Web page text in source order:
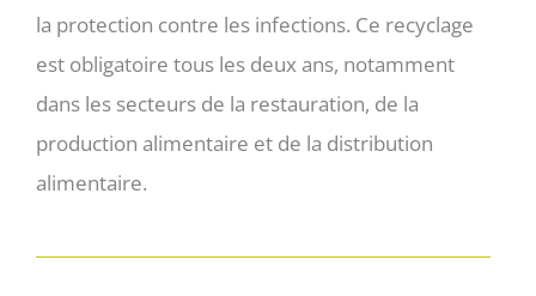
la protection contre les infections. Ce recyclage
est obligatoire tous les deux ans, notamment
dans les secteurs de la restauration, de la
production alimentaire et de la distribution
alimentaire.